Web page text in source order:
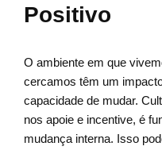
Positivo
O ambiente em que
cercamos têm um
capacidade de mudar.
nos apoie e incentive, é
mudança interna. Isso